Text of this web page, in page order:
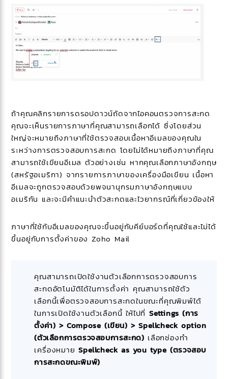
ถ้าคุณคลิกรายการดรอปดาวน์ถัดจากไอคอนตรวจการสะกด
คุณจะเห็นรายการภาษาที่คุณสามารถเลือกได้ ซึ่งโดยส่วน
ใหญ่จะหมายถึงภาษาที่ใช้ตรวจสอบเนื้อหาอีเมลของคุณใน
ระหว่างการตรวจสอบการสะกด โดยไม่ได้หมายถึงภาษาที่คุณ
สามารถใช้เขียนอีเมล ตัวอย่างเช่น หากคุณเลือกภาษาอังกฤษ
(สหรัฐอเมริกา) จากรายการภาษาของเครื่องมือเขียน เนื้อหา
อีเมลจะถูกตรวจสอบด้วยพจนานุกรมภาษาอังกฤษแบบ
อเมริกัน และจะมีคำแนะนำตัวสะกดและไวยากรณ์ที่เกี่ยวข้องให้
ภาษาที่ใช้กับอีเมลของคุณจะขึ้นอยู่กับคีย์บอร์ดที่คุณใช้และไม่ได้
ขึ้นอยู่กับการตั้งค่าของ Zoho Mail
คุณสามารถเปิดใช้งานตัวเลือกการตรวจสอบการ
สะกดอัตโนมัติได้ในการตั้งค่า คุณสามารถใช้ตัว
เลือกนี้เพื่อตรวจสอบการสะกดในขณะที่คุณพิมพ์ได้
ในการเปิดใช้งานตัวเลือกนี้ ให้ไปที่Settings (การ
ตั้งค่า) > Compose (เขียน) > Spellcheck option
(ตัวเลือกการตรวจสอบการสะกด) เลือกช่องทำ
เครื่องหมายSpellcheck as you type (ตรวจสอบ
การสะกดขณะพิมพ์)